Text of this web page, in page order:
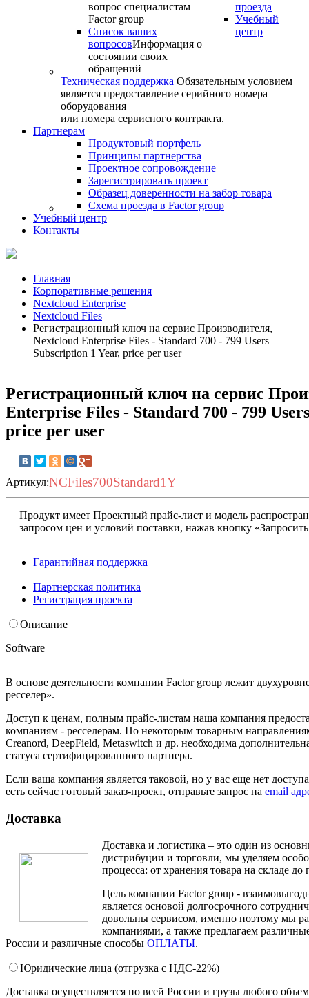
вопрос специалистам
Factor group
Список ваших
вопросовИнформация о
состоянии своих
обращений
проезда
Учебный
центр
Техническая поддержка Обязательным условием
является предоставление серийного номера
оборудования
или номера сервисного контракта.
Партнерам
Продуктовый портфель
Принципы партнерства
Проектное сопровождение
Зарегистрировать проект
Образец доверенности на забор товара
Схема проезда в Factor group
Учебный центр
Контакты
Главная
Корпоративные решения
Nextcloud Enterprise
Nextcloud Files
Регистрационный ключ на сервис Производителя,
Nextcloud Enterprise Files - Standard 700 - 799 Users
Subscription 1 Year, price per user
Регистрационный ключ на сервис
Enterprise Files - Standard 700 - 799
price per user
Артикул:NCFiles700Standard1Y
Продукт имеет Проектный прайс-лист и модель
запросом цен и условий поставки, нажав кнопку
Гарантийная поддержка
Партнерская политика
Регистрация проекта
Описание
Software
В основе деятельности компании Factor group лежит
ресселер».
Доступ к ценам, полным прайс-листам наша компания
компаниям - ресселерам. По некоторым товарным
Creanord, DeepField, Metaswitch и др. необходима
статуса сертифицированного партнера.
Если ваша компания является таковой, но у вас еще нет
есть сейчас готовый заказ-проект, отправьте запрос на email
Доставка
Доставка и логистика – это один из
дистрибуции и торговли, мы уделяем
процесса: от хранения товара на складе до
Цель компании Factor group -
является основой долгосрочного
довольны сервисом, именно поэтому мы
компаниями, а также предлагаем
России и различные способы ОПЛАТЫ.
Юридические лица (отгрузка c НДС-22%)
Доставка осуществляется по всей России и грузы любого